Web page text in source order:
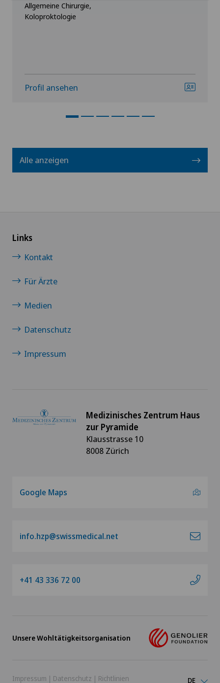
Allgemeine Chirurgie,
Koloproktologie
Profil ansehen
Alle anzeigen
Links
Kontakt
Für Ärzte
Medien
Datenschutz
Impressum
Medizinisches Zentrum Haus
zur Pyramide
Klausstrasse 10
8008 Zürich
Google Maps
info.hzp@swissmedical.net
+41 43 336 72 00
Unsere Wohltätigkeitsorganisation
Impressum | Datenschutz | Richtlinien DE